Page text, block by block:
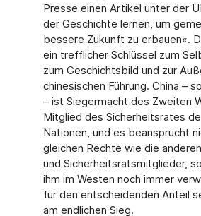
Presse einen Artikel unter der
der Geschichte lernen, um
bessere Zukunft zu erbauen«.
ein trefflicher Schlüssel zum
zum Geschichtsbild und zur
chinesischen Führung. China –
– ist Siegermacht des Zweiten
Mitglied des Sicherheitsrates
Nationen, und es beansprucht
gleichen Rechte wie die
und Sicherheitsratsmitglieder,
ihm im Westen noch immer
für den entscheidenden Anteil
am endlichen Sieg.